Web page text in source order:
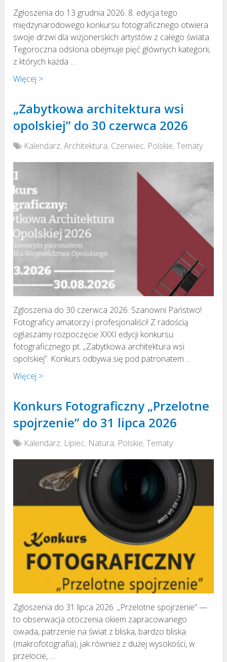
Zgłoszenia do 13 grudnia 2026. 8. edycja tego
międzynarodowego konkursu fotograficznego otwiera
swoje drzwi dla wizjonerskich artystów z całego świata.
Tegoroczna odsłona obejmuje pięć głównych kategorii,
z których każda …
Więcej >
„Zabytkowa architektura wsi
opolskiej” do 30 czerwca 2026
Kalendarz,Architektura, Czerwiec, Polskie,Tematy
Zgloszenia do 30 czerwca 2026. Szanowni Państwo!
Fotograficy amatorzy i profesjonaliści! Z radością
ogłaszamy rozpoczęcie XXXI edycji konkursu
fotograficznego pt. „Zabytkowa architektura wsi
opolskiej”. Konkurs odbywa się pod patronatem …
Więcej >
Konkurs Fotograficzny „Przelotne
spojrzenie” do 31 lipca 2026
Kalendarz, Lipiec, Natura, Polskie,Tematy
Zgloszenia do 31 lipca 2026. „Przelotne spojrzenie” —
to obserwacja otoczenia okiem zapracowanego
owada, patrzenie na świat z bliska, bardzo bliska
(makrofotografia), jak również z dużej wysokości, w
przelocie, …